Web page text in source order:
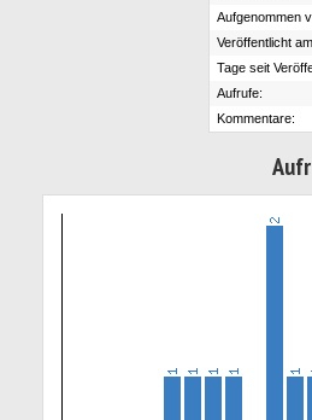
Aufgenommen
Veröffentlicht
Tage seit
Aufrufe:
Kommentare: